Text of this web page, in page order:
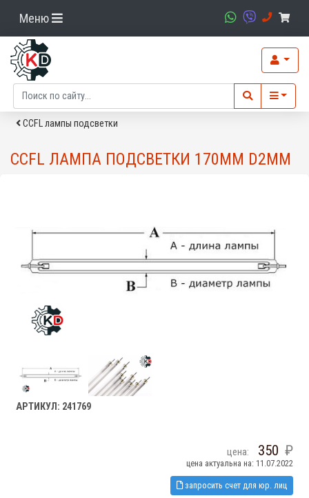
Меню
CCFL лампы подсветки
CCFL ЛАМПА ПОДСВЕТКИ 170MM D2MM
АРТИКУЛ: 241769
цена: 350
цена актуальна на: 11.07.2022
запросить счет для юр. лиц